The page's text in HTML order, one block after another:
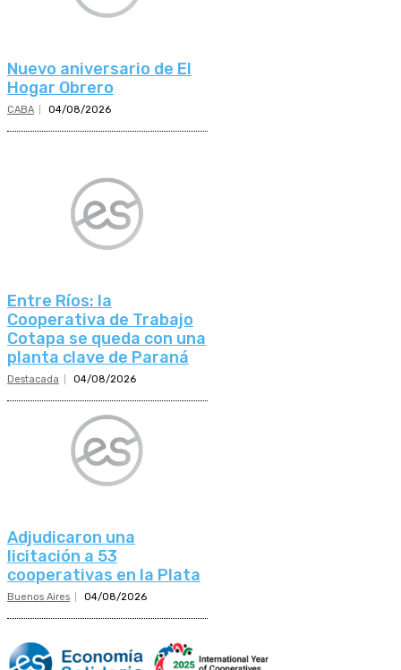
Nuevo aniversario de El
Hogar Obrero
CABA 04/08/2026
Entre Ríos: la
Cooperativa de Trabajo
Cotapa se queda con una
planta clave de Paraná
Destacada 04/08/2026
Adjudicaron una
licitación a 53
cooperativas en la Plata
Buenos Aires 04/08/2026